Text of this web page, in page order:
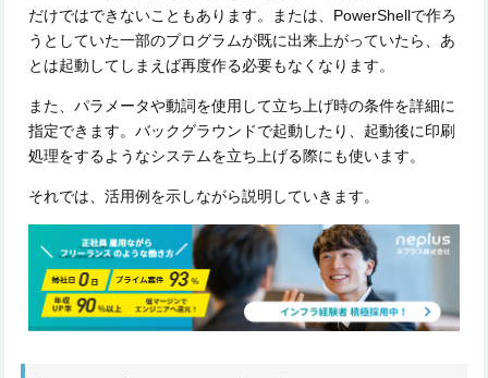
だけではできないこともあります。または、PowerShellで作ろ
うとしていた一部のプログラムが既に出来上がっていたら、あ
とは起動してしまえば再度作る必要もなくなります。
また、パラメータや動詞を使用して立ち上げ時の条件を詳細に
指定できます。バックグラウンドで起動したり、起動後に印刷
処理をするようなシステムを立ち上げる際にも使います。
それでは、活用例を示しながら説明していきます。